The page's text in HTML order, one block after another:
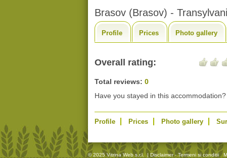
Brasov (Brasov) -
Profile Prices Photo gallery
Overall rating:
Total reviews: 0
Have you stayed in this accommodation?
Profile Prices Photo gallery
© 2025 Vitrina Web s.r.l. | Disclaimer - Termeni si conditii